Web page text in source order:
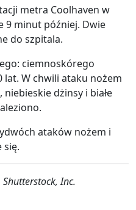
metra Coolhaven w
9 minut później. Dwie
do szpitala.
ciemnoskórego
lat. W chwili ataku nożem
niebieskie dżinsy i białe
ataków nożem i
się.
Inc.